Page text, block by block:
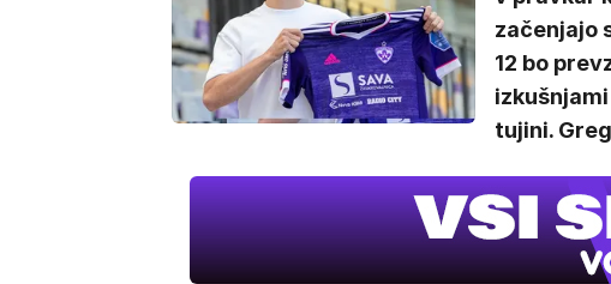
začenjajo
12 bo
tujini.